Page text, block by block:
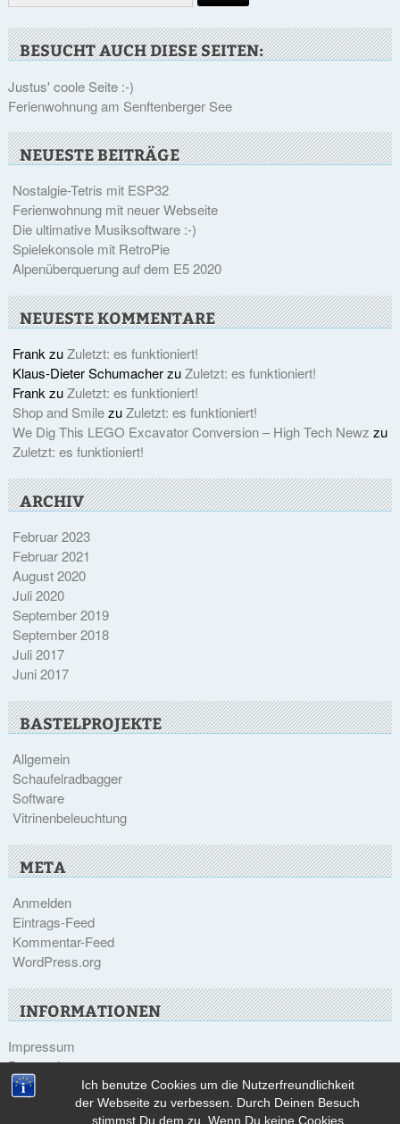
Ich benutze Cookies um die Nutzerfreundlichkeit
der Webseite zu verbessen. Durch Deinen Besuch
stimmst Du dem zu. Wenn Du keine Cookies
BESUCHT AUCH DIESE SEITEN:
Justus' coole Seite :-)
Ferienwohnung am Senftenberger See
NEUESTE BEITRÄGE
Nostalgie-Tetris mit ESP32
Ferienwohnung mit neuer Webseite
Die ultimative Musiksoftware :-)
Spielekonsole mit RetroPie
Alpenüberquerung auf dem E5 2020
NEUESTE KOMMENTARE
FrankzuZuletzt: es funktioniert!
Klaus-Dieter SchumacherzuZuletzt: es funktioniert!
FrankzuZuletzt: es funktioniert!
Shop and SmilezuZuletzt: es funktioniert!
We Dig This LEGO Excavator Conversion – High Tech Newz zu
Zuletzt: es funktioniert!
ARCHIV
Februar 2023
Februar 2021
August 2020
Juli 2020
September 2019
September 2018
Juli 2017
Juni 2017
BASTELPROJEKTE
Allgemein
Schaufelradbagger
Software
Vitrinenbeleuchtung
META
Anmelden
Eintrags-Feed
Kommentar-Feed
WordPress.org
INFORMATIONEN
Impressum
Datenschutz